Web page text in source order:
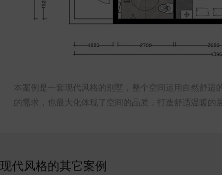
本案例是一套现代风格的别墅，整个空间运用自然舒
的需求，也最大化体现了空间的品质，打造舒适温暖的
现代风格的其它案例